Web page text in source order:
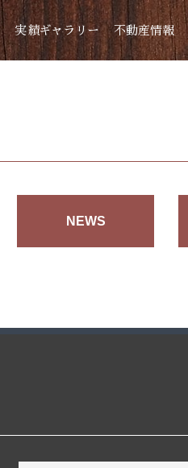
実績ギャラリー 不動産情報
NEWS